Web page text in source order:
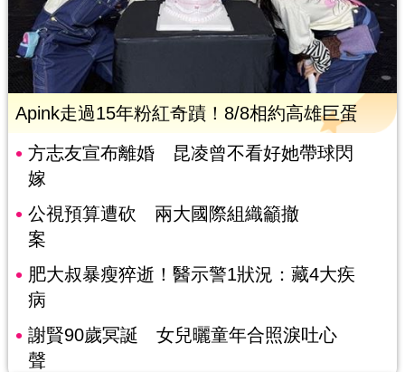
Apink走過15年粉紅奇蹟！8/8相約高雄巨蛋
方志友宣布離婚 昆凌曾不看好她帶球閃
嫁
公視預算遭砍 兩大國際組織籲撤
案
肥大叔暴瘦猝逝！醫示警1狀況：藏4大疾
病
謝賢90歲冥誕 女兒曬童年合照淚吐心
聲